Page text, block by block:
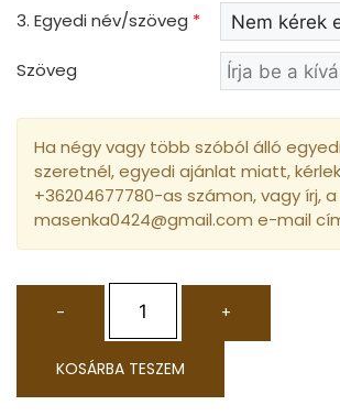
3. Egyedi név/szöveg *
Szöveg
Ha négy vagy több szóból álló
szeretnél, egyedi ajánlat miatt,
+36204677780-as számon, vagy írj, a
masenka0424@gmail.com e-mail
- +
KOSÁRBA TESZEM